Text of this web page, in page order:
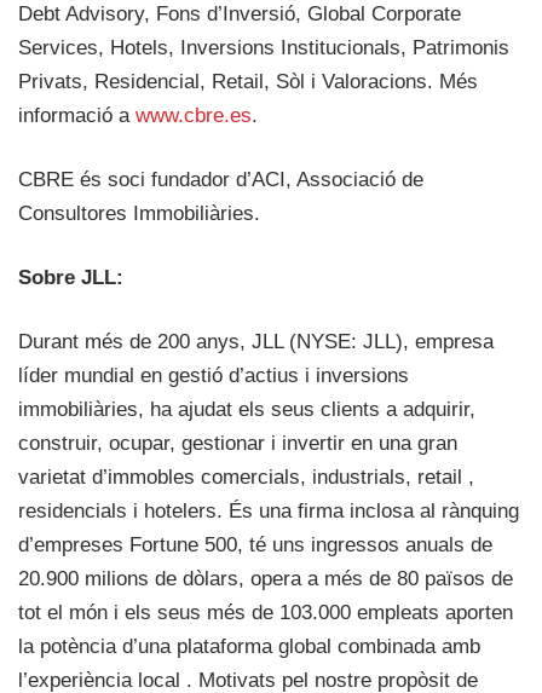
Debt Advisory, Fons d’Inversió, Global Corporate
Services, Hotels, Inversions Institucionals, Patrimonis
Privats, Residencial, Retail, Sòl i Valoracions. Més
informació a www.cbre.es.
CBRE és soci fundador d’ACI, Associació de
Consultores Immobiliàries.
Sobre JLL:
Durant més de 200 anys, JLL (NYSE: JLL), empresa
líder mundial en gestió d’actius i inversions
immobiliàries, ha ajudat els seus clients a adquirir,
construir, ocupar, gestionar i invertir en una gran
varietat d’immobles comercials, industrials, retail ,
residencials i hotelers. És una firma inclosa al rànquing
d’empreses Fortune 500, té uns ingressos anuals de
20.900 milions de dòlars, opera a més de 80 països de
tot el món i els seus més de 103.000 empleats aporten
la potència d’una plataforma global combinada amb
l’experiència local . Motivats pel nostre propòsit de